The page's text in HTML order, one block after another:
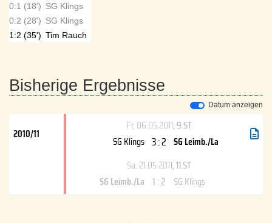
0:1 (18') SG Klings
0:2 (28') SG Klings
1:2 (35') Tim Rauch
Bisherige Ergebnisse
Datum anzeigen
2010/11
Fr, 06.05.2011, 9.ST
SG Klings 3 : 2 SG Leimb./La
Sa, 21.05.2011, 11.ST
SG Leimb./La 1 : 2 SG Klings